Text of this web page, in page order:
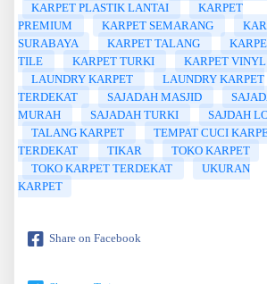
KARPET PLASTIK LANTAI
KARPET
PREMIUM
KARPET SEMARANG
SURABAYA
KARPET TALANG
TILE
KARPET TURKI
KARPET VINYL
LAUNDRY KARPET
LAUNDRY KARPET
TERDEKAT
SAJADAH MASJID
MURAH
SAJADAH TURKI
SAJDAH
TALANG KARPET
TEMPAT CUCI
TERDEKAT
TIKAR
TOKO KARPET
TOKO KARPET TERDEKAT
UKURAN
KARPET
Share on Facebook